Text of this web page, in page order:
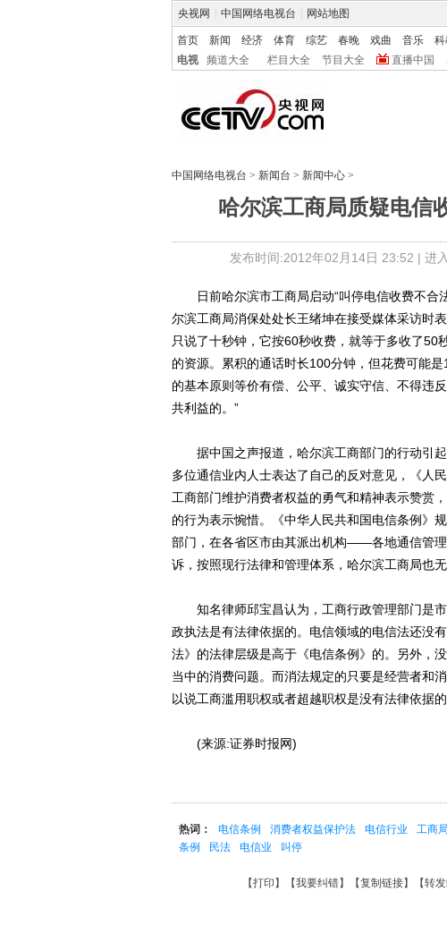
央视网 中国网络电视台 网站地图
首页 新闻 经济 体育 综艺 春晚 戏曲 音乐
电视
频道大全 栏目大全 节目大全 直播中国
中国网络电视台 > 新闻台 > 新闻中心 >
哈尔滨工商局质疑电信
发布时间:2012年02月14日 23:52 | 进
日前哈尔滨市工商局启动“叫停电信收费不合
尔滨工商局消保处处长王绪坤在接受媒体采访时
只说了十秒钟，它按60秒收费，就等于多收了50
的资源。累积的通话时长100分钟，但花费可能
的基本原则等价有偿、公平、诚实守信、不得违
共利益的。”
据中国之声报道，哈尔滨工商部门的行动引起
多位通信业内人士表达了自己的反对意见，《人
工商部门维护消费者权益的勇气和精神表示赞赏
的行为表示惋惜。《中华人民共和国电信条例》
部门，在各省区市由其派出机构――各地通信管
诉，按照现行法律和管理体系，哈尔滨工商局也无
知名律师邱宝昌认为，工商行政管理部门是市
政执法是有法律依据的。电信领域的电信法还没
法》的法律层级是高于《电信条例》的。另外，
当中的消费问题。而消法规定的只要是经营者和
以说工商滥用职权或者超越职权是没有法律依据的
(来源:证券时报网)
热词： 电信条例 消费者权益保护法 电信行业 工商局
条例
民法 电信业 叫停
【打印 】【我要纠错】【复制链接】【转